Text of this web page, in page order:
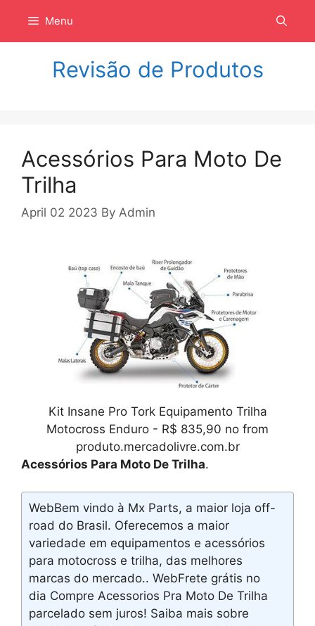
isi
Menu
Revisão de Produtos
Acessórios Para Moto De
Trilha
April 02 2023 By Admin
Kit Insane Pro Tork Equipamento Trilha
Motocross Enduro - R$ 835,90 no from
produto.mercadolivre.com.br
Acessórios Para Moto De Trilha.
WebBem vindo à Mx Parts, a maior loja off-
road do Brasil. Oferecemos a maior
variedade em equipamentos e acessórios
para motocross e trilha, das melhores
marcas do mercado.. WebFrete grátis no
dia Compre Acessorios Pra Moto De Trilha
parcelado sem juros! Saiba mais sobre